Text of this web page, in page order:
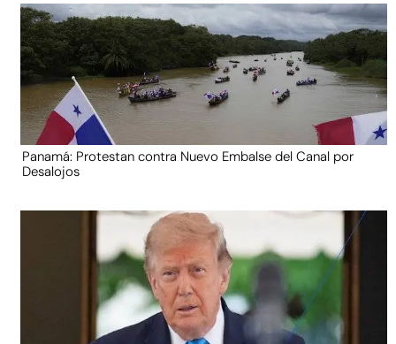
Panamá: Protestan contra Nuevo Embalse del Canal por
Desalojos